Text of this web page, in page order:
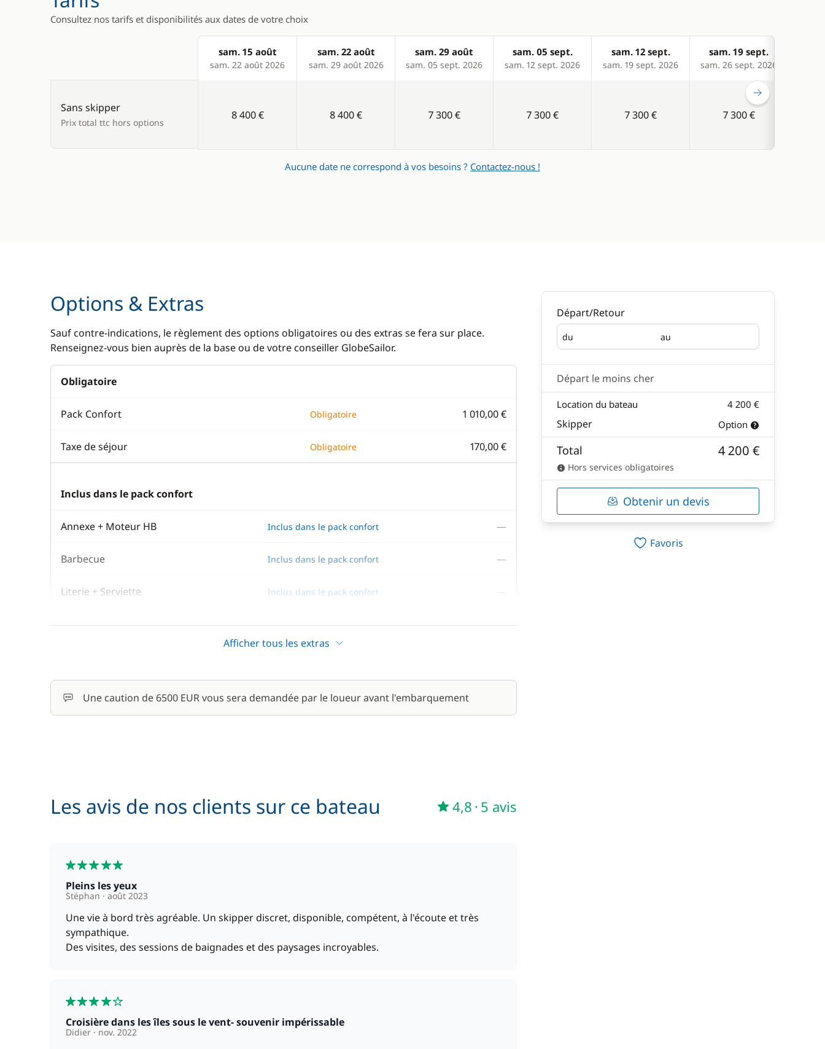
Consultez nos tarifs et disponibilités aux dates de votre choix
Products
sam. 15 août
sam. 22 août 2026
sam. 22 août
sam. 29 août 2026
sam. 29 août
sam. 05 sept. 2026
sam. 05 sept.
sam. 12 sept. 2026
sam. 12 sept.
sam. 19 sept. 2026
sam. 19 sept.
sam. 26 sept. 2026
Sans skipper
Prix total ttc hors options
8 400 € 8 400 € 7 300 € 7 300 € 7 300 € 7 300 €
Aucune date ne correspond à vos besoins ? Contactez-nous !
Options & Extras
Sauf contre-indications, le règlement des options obligatoires ou des extras se fera sur place.
Renseignez-vous bien auprès de la base ou de votre conseiller GlobeSailor.
Obligatoire
Pack Confort Obligatoire 1 010,00 €
Taxe de séjour Obligatoire 170,00 €
Inclus dans le pack confort
Annexe + Moteur HB Inclus dans le pack confort —
Barbecue Inclus dans le pack confort —
Literie + Serviette Inclus dans le pack confort
Paddle Inclus dans le pack confort —
/ jour
/ jour
Afficher tous les extras
Une caution de 6500 EUR vous sera demandée par le loueur avant l'embarquement
Les avis de nos clients sur ce bateau 4,8 · 5 avis
Pleins les yeux
Stéphan août 2023
Une vie à bord très agréable. Un skipper discret, disponible, compétent, à l'écoute et très
sympathique.
Des visites, des sessions de baignades et des paysages incroyables.
Croisière dans les îles sous le vent- souvenir impérissable
Didier nov. 2022
Départ/Retour
du
Départ au
Retour
Départ le moins cher
Location du bateau 4 200 €
Skipper Option
Total 4 200 €
Hors services obligatoires
Obtenir un devis
Favoris